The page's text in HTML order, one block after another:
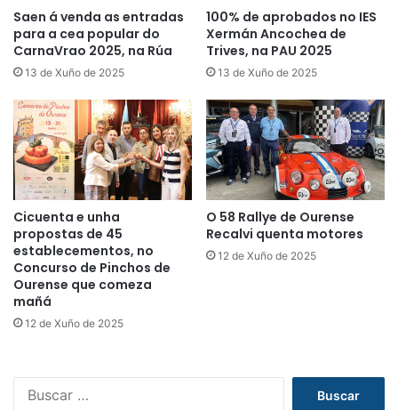
Saen á venda as entradas
para a cea popular do
CarnaVrao 2025, na Rúa
13 de Xuño de 2025
100% de aprobados no IES
Xermán Ancochea de
Trives, na PAU 2025
13 de Xuño de 2025
Cicuenta e unha
propostas de 45
establecementos, no
Concurso de Pinchos de
Ourense que comeza
mañá
12 de Xuño de 2025
O 58 Rallye de Ourense
Recalvi quenta motores
12 de Xuño de 2025